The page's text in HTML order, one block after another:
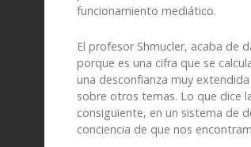
funcionamiento mediático.
El profesor Shmucler, acaba de
porque es una cifra que se
una desconfianza muy
sobre otros temas. Lo que dice
consiguiente, en un sistema de
conciencia de que nos